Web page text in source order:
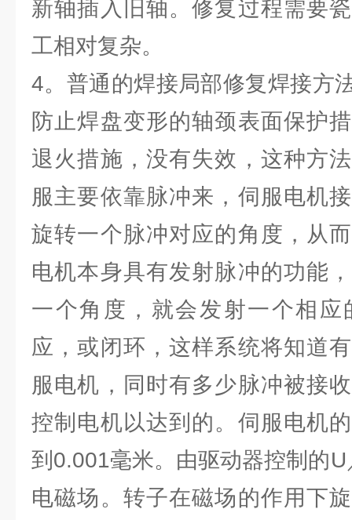
新轴插入旧轴。修复过程需要
工相对复杂。
4。普通的焊接局部修复焊接方
防止焊盘变形的轴颈表面保护
退火措施，没有失效，这种方
服主要依靠脉冲来，伺服电机
旋转一个脉冲对应的角度，从
电机本身具有发射脉冲的功能
一个角度，就会发射一个相
应，或闭环，这样系统将知道
服电机，同时有多少脉冲被接
控制电机以达到的。伺服电机
到0.001毫米。由驱动器控制的
电磁场。转子在磁场的作用下